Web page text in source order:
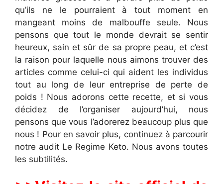
qu’ils ne le pourraient à tout moment en
mangeant moins de malbouffe seule. Nous
pensons que tout le monde devrait se sentir
heureux, sain et sûr de sa propre peau, et c’est
la raison pour laquelle nous aimons trouver des
articles comme celui-ci qui aident les individus
tout au long de leur entreprise de perte de
poids ! Nous adorons cette recette, et si vous
décidez de l’organiser aujourd’hui, nous
pensons que vous l’adorerez beaucoup plus que
nous ! Pour en savoir plus, continuez à parcourir
notre audit Le Regime Keto. Nous avons toutes
les subtilités.